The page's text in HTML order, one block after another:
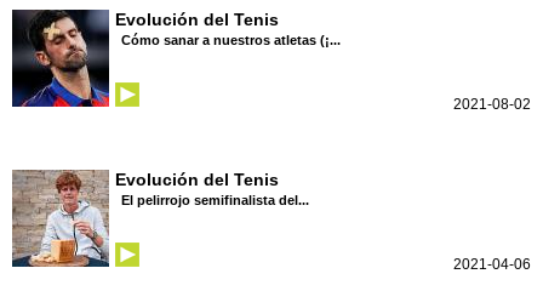
Evolución del Tenis
Cómo sanar a nuestros atletas (¡...
2021-08-02
Evolución del Tenis
El pelirrojo semifinalista del...
2021-04-06